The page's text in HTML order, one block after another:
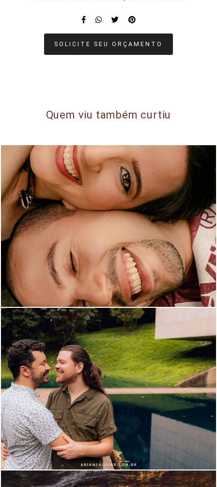
SOLICITE SEU ORÇAMENTO
Quem viu também curtiu
1756 72
836